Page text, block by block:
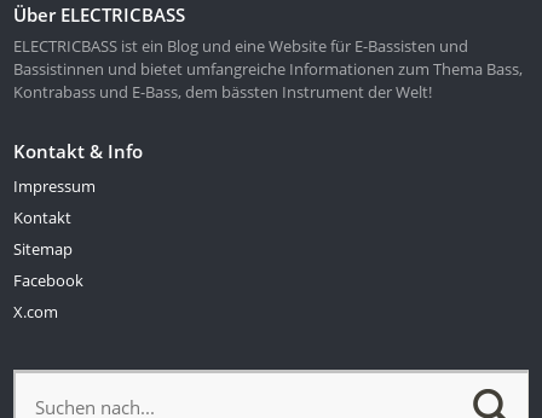
Über ELECTRICBASS
ELECTRICBASS ist ein Blog und eine Website für E-Bassisten und
Bassistinnen und bietet umfangreiche Informationen zum Thema Bass,
Kontrabass und E-Bass, dem bässten Instrument der Welt!
Kontakt & Info
Impressum
Kontakt
Sitemap
Facebook
X.com